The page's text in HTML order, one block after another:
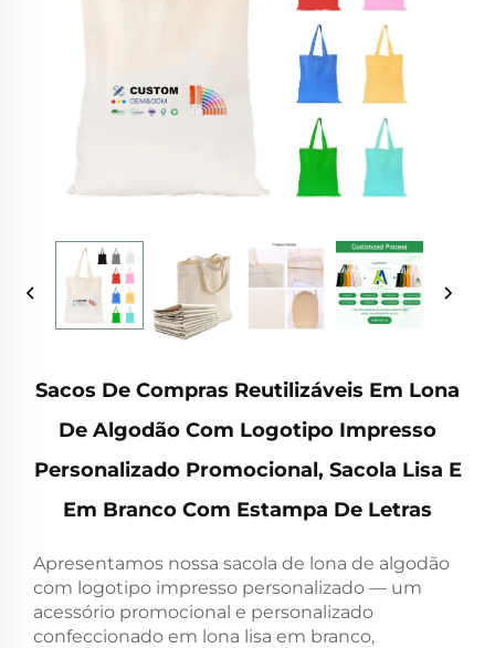
Sacos De Compras Reutilizáveis Em Lona
De Algodão Com Logotipo Impresso
Personalizado Promocional, Sacola Lisa E
Em Branco Com Estampa De Letras
Apresentamos nossa sacola de lona de algodão
com logotipo impresso personalizado — um
acessório promocional e personalizado
confeccionado em lona lisa em branco,